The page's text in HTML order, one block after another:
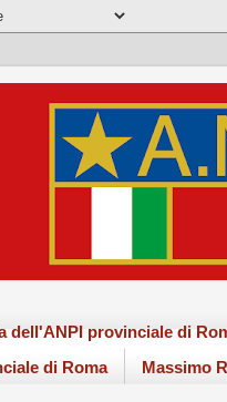
dell'ANPI provinciale di
di Roma
Massimo